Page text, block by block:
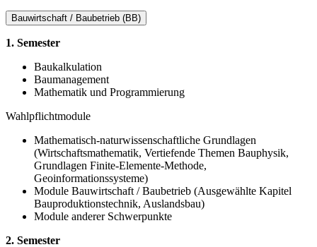
Bauwirtschaft / Baubetrieb (BB)
1. Semester
Baukalkulation
Baumanagement
Mathematik und Programmierung
Wahlpflichtmodule
Mathematisch-naturwissenschaftliche Grundlagen
(Wirtschaftsmathematik, Vertiefende Themen Bauphysik,
Grundlagen Finite-Elemente-Methode,
Geoinformationssysteme)
Module Bauwirtschaft / Baubetrieb (Ausgewählte Kapitel
Bauproduktionstechnik, Auslandsbau)
Module anderer Schwerpunkte
2. Semester